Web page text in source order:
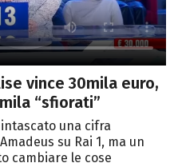
vince 30mila euro,
“sfiorati”
una cifra
su Rai 1, ma un
cambiare le cose